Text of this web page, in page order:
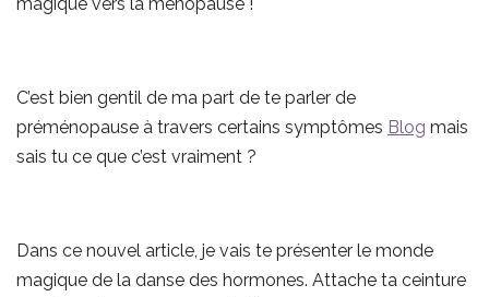
magique vers la ménopause !
C’est bien gentil de ma part de te parler de
préménopause à travers certains symptômes Blog mais
sais tu ce que c’est vraiment ?
Dans ce nouvel article, je vais te présenter le monde
magique de la danse des hormones. Attache ta ceinture